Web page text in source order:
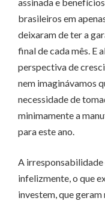
brasileiros em
deixaram de ter a
final de cada mês. E
perspectiva de
nem imaginávamos
necessidade de
minimamente a
para este ano.
A
infelizmente, o que
investem, que